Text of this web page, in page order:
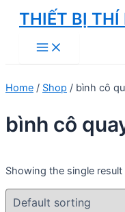
Skip
content
THIẾT BỊ THÍ
Main
Menu
Home / Shop / bình cô
bình cô
Showing the single result